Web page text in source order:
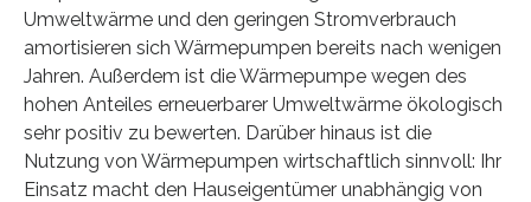
Umweltwärme und den geringen Stromverbrauch
amortisieren sich Wärmepumpen bereits nach wenigen
Jahren. Außerdem ist die Wärmepumpe wegen des
hohen Anteiles erneuerbarer Umweltwärme ökologisch
sehr positiv zu bewerten. Darüber hinaus ist die
Nutzung von Wärmepumpen wirtschaftlich sinnvoll: Ihr
Einsatz macht den Hauseigentümer unabhängig von